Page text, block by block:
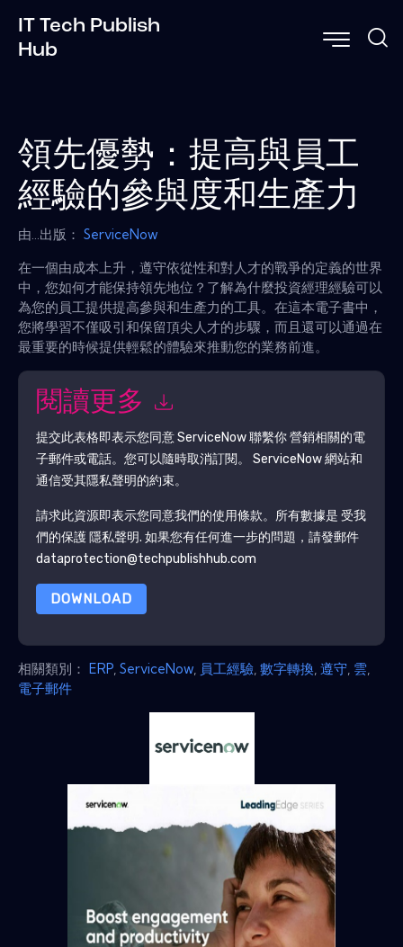
IT Tech Publish
Hub
領先優勢：提高與員工
經驗的參與度和生產力
由...出版： ServiceNow
在一個由成本上升，遵守依從性和對人才的戰爭的定義的世界
中，您如何才能保持領先地位？了解為什麼投資經理經驗可以
為您的員工提供提高參與和生產力的工具。在這本電子書中，
您將學習不僅吸引和保留頂尖人才的步驟，而且還可以通過在
最重要的時候提供輕鬆的體驗來推動您的業務前進。
閱讀更多
提交此表格即表示您同意ServiceNow聯繫你 營銷相關的電
子郵件或電話。您可以隨時取消訂閱。 ServiceNow網站和
通信受其隱私聲明的約束。
請求此資源即表示您同意我們的使用條款。所有數據是 受我
們的保護 隱私聲明. 如果您有任何進一步的問題，請發郵件
dataprotection@techpublishhub.com
DOWNLOAD
相關類別： ERP ServiceNow 員工經驗 數字轉換 遵守 雲
電子郵件